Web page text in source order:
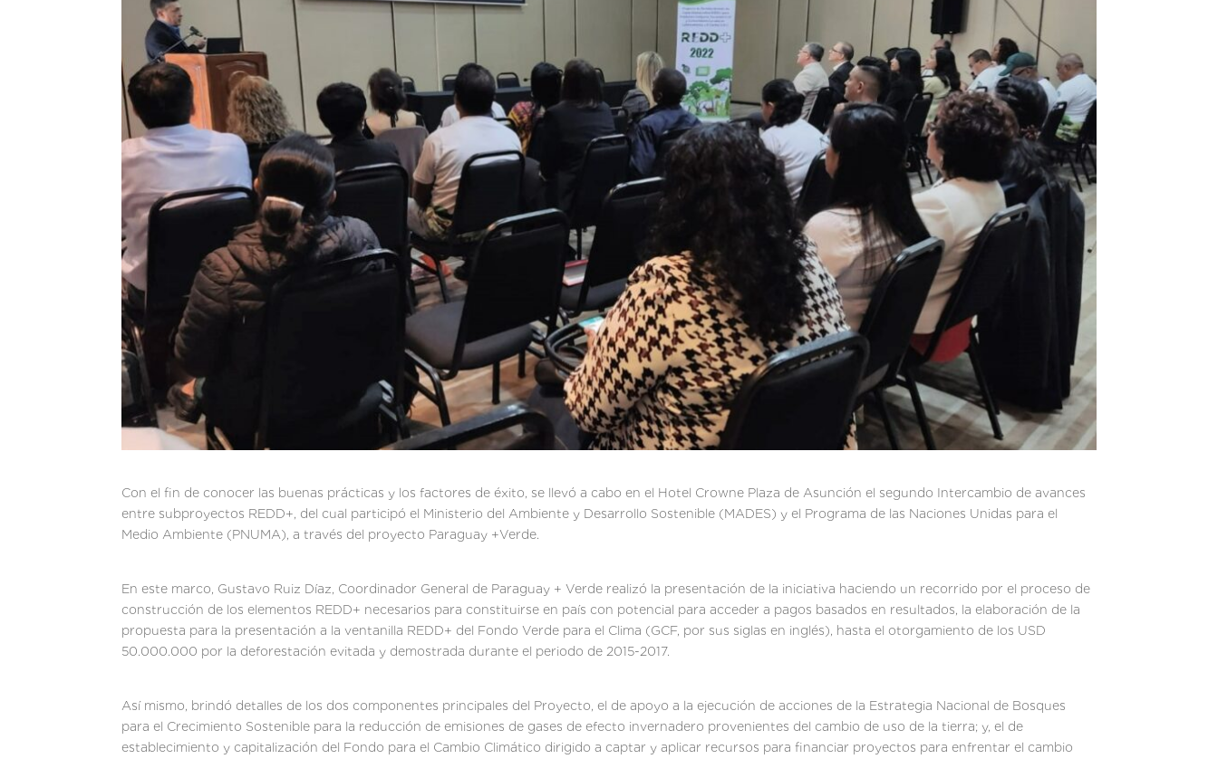
Con el fin de conocer las buenas prácticas y los factores de éxito, se llevó a cabo en el Hotel Crowne Plaza de Asunción el segundo Intercambio de avances
entre subproyectos REDD+, del cual participó el Ministerio del Ambiente y Desarrollo Sostenible (MADES) y el Programa de las Naciones Unidas para el
Medio Ambiente (PNUMA), a través del proyecto Paraguay +Verde.
En este marco, Gustavo Ruiz Díaz, Coordinador General de Paraguay + Verde realizó la presentación de la iniciativa haciendo un recorrido por el proceso de
construcción de los elementos REDD+ necesarios para constituirse en país con potencial para acceder a pagos basados en resultados, la elaboración de la
propuesta para la presentación a la ventanilla REDD+ del Fondo Verde para el Clima (GCF, por sus siglas en inglés), hasta el otorgamiento de los USD
50.000.000 por la deforestación evitada y demostrada durante el periodo de 2015-2017.
Así mismo, brindó detalles de los dos componentes principales del Proyecto, el de apoyo a la ejecución de acciones de la Estrategia Nacional de Bosques
para el Crecimiento Sostenible para la reducción de emisiones de gases de efecto invernadero provenientes del cambio de uso de la tierra; y, el de
establecimiento y capitalización del Fondo para el Cambio Climático dirigido a captar y aplicar recursos para financiar proyectos para enfrentar el cambio